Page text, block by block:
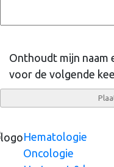
Onthoudt mijn naam
voor de volgende
Hematologie
Oncologie